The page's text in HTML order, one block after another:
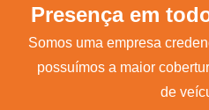
Presença em
Somos uma empresa
possuímos a maior
de